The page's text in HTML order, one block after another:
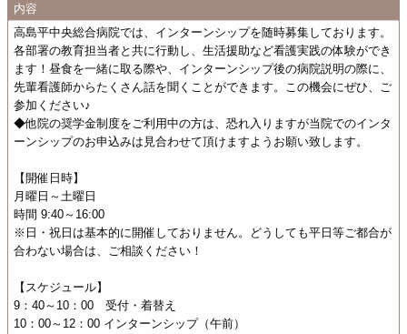
内容
高島平中央総合病院では、インターンシップを随時募集しております。
各部署の教育担当者と共に行動し、生活援助など看護実践の体験ができ
ます！昼食を一緒に取る際や、インターンシップ後の病院説明の際に、
先輩看護師からたくさん話を聞くことができます。この機会にぜひ、ご
参加ください♪
◆他院の奨学金制度をご利用中の方は、恐れ入りますが当院でのインタ
ーンシップのお申込みは見合わせて頂けますようお願い致します。
【開催日時】
月曜日～土曜日
時間 9:40～16:00
※日・祝日は基本的に開催しておりません。どうしても平日等ご都合が
合わない場合は、ご相談ください！
【スケジュール】
9：40～10：00 受付・着替え
10：00～12：00 インターンシップ（午前）